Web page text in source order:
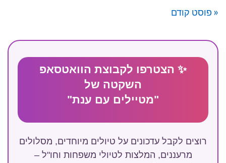
« פוסט קודם
✨ הצטרפו לקבוצת הוואטסאפ
השקטה של
"מטיילים עם ענת"
רוצים לקבל עדכונים על טיולים מיוחדים, מסלולים
מרעננים, המלצות לטיולי משפחות וחו"ל –